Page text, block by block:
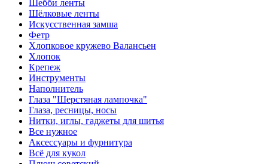
Шебби ленты
Шёлковые ленты
Искусственная замша
Фетр
Хлопковое кружево Валансьен
Хлопок
Крепеж
Инструменты
Наполнитель
Глаза "Шерстяная лампочка"
Глаза, ресницы, носы
Нитки, иглы, гаджеты для шитья
Все нужное
Аксессуары и фурнитура
Всё для кукол